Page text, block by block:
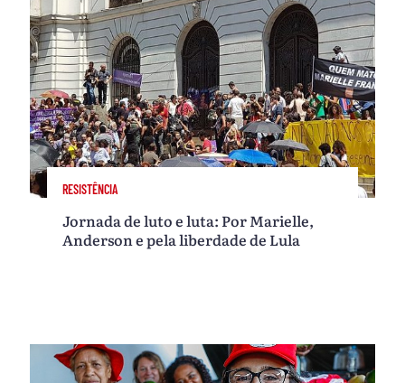
RESISTÊNCIA
Jornada de luto e luta: Por Marielle,
Anderson e pela liberdade de Lula